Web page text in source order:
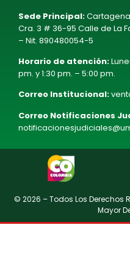
Sede Principal:
Cra. 3 # 36-95 Calle de La
– Nit. 890480054-5
Horario de atención:
pm. y 1:30 pm. – 5:00 pm.
Correo Institucional:
Correo Notificaciones
© 2026 – Todos Los Derechos
Mayor